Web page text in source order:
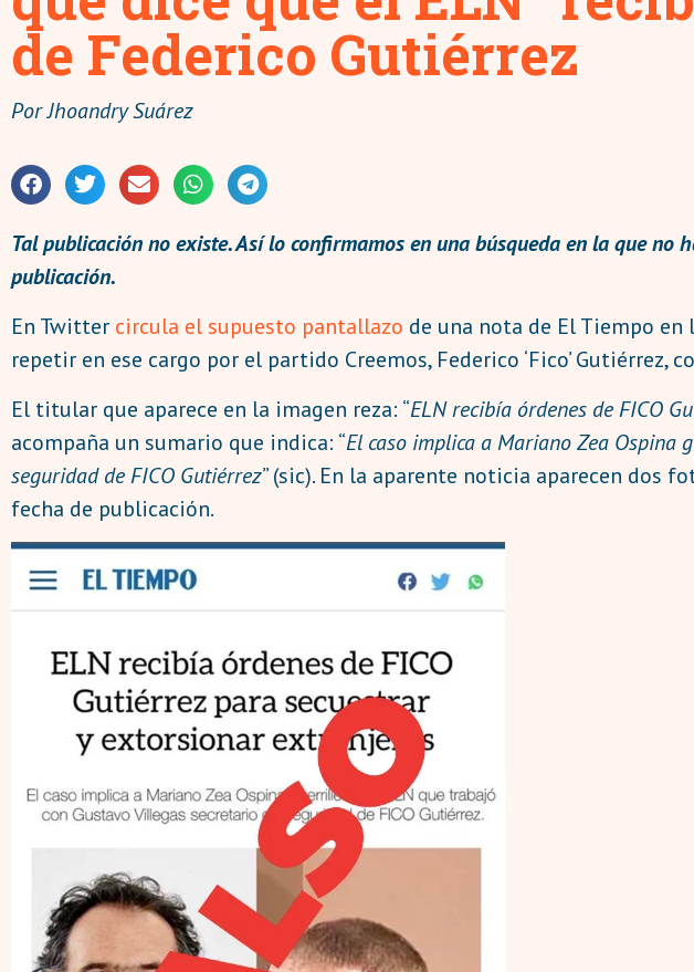
de Federico Gutiérrez
PorJhoandry Suárez
Tal publicación no existe. Así lo confirmamos en una búsqueda en la que
publicación.
En Twitter circula el supuesto pantallazo de una nota de El Tiempo
repetir en ese cargo por el partido Creemos, Federico ‘Fico’ Gutiérrez,
El titular que aparece en la imagen reza: “ELN recibía órdenes de FICO
acompaña un sumario que indica: “El caso implica a Mariano Zea Ospina
seguridad de FICO Gutiérrez” (sic). En la aparente noticia aparecen dos
fecha de publicación.